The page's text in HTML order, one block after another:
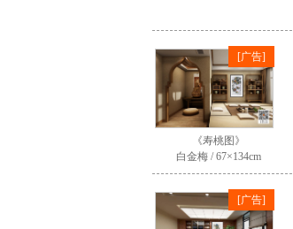
[广告]
《寿桃图》
白金梅 / 67×134cm
[广告]